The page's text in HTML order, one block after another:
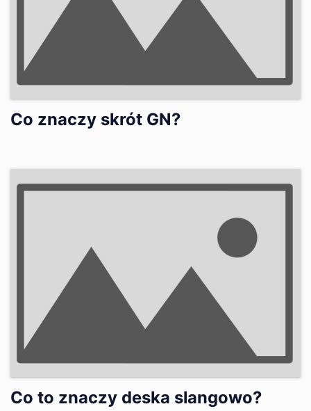
Co znaczy skrót GN?
Co to znaczy deska slangowo?